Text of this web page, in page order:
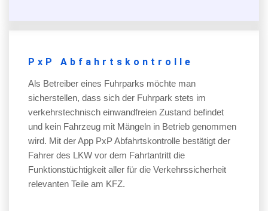
PxP Abfahrtskontrolle
Als Betreiber eines Fuhrparks möchte man
sicherstellen, dass sich der Fuhrpark stets im
verkehrstechnisch einwandfreien Zustand befindet
und kein Fahrzeug mit Mängeln in Betrieb genommen
wird. Mit der App PxP Abfahrtskontrolle bestätigt der
Fahrer des LKW vor dem Fahrtantritt die
Funktionstüchtigkeit aller für die Verkehrssicherheit
relevanten Teile am KFZ.